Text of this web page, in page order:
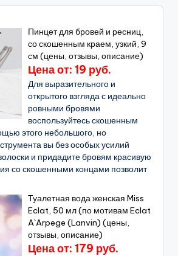
Пинцет для бровей и ресниц,
со скошенным краем, узкий, 9
см (цены, отзывы, описание)
Цена от: 19 руб.
Для выразительного и
открытого взгляда с идеально
ровными бровями
воспользуйтесь скошенным
этого небольшого, но
вы без особых усилий
и придадите бровям красивую
со скошенными концами позволит
Туалетная вода женская Miss
Eclat, 50 мл (по мотивам Eclat
A`Arpege (Lanvin) (цены,
отзывы, описание)
Цена от: 179 руб.